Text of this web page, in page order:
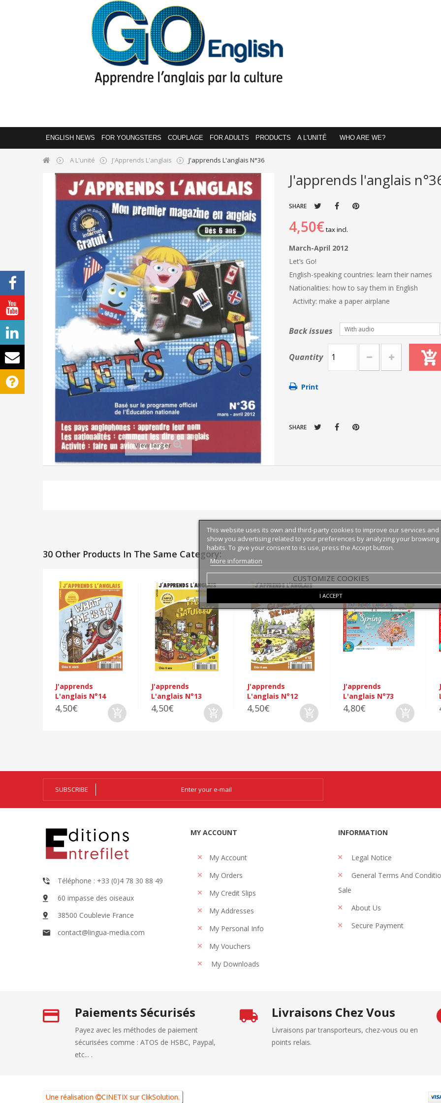
ENGLISH NEWS FOR YOUNGSTERS COUPLAGE FOR ADULTS PRODUCTS A L'UNITÉ WHO ARE WE?
A L'unité J'Apprends L'anglais J'apprends L'anglais N°36
View larger
J'apprends l'anglais
SHARE
4,50€tax incl.
March-April 2012
Let’s Go!
English-speaking countries: learn their names
Nationalities: how to say them in English
Activity: make a paper airplane
Back issues With audio
Quantity
Print
SHARE
30 Other Products In The Same Category:
J'apprends
L'anglais N°14
4,50€
J'apprends
L'anglais N°13
4,50€
J'apprends
L'anglais N°12
4,50€
J'apprends
L'anglais N°73
4,80€
This website uses its own and third-party cookies to improve our services and
show you advertising related to your preferences by analyzing your browsing
habits. To give your consent to its use, press the Accept button.
More information
CUSTOMIZE COOKIES
I ACCEPT
SUBSCRIBE
Téléphone : +33 (0)4 78 30 88 49
60 impasse des oiseaux
38500 Coublevie France
contact@lingua-media.com
MY ACCOUNT
My Account
My Orders
My Credit Slips
My Addresses
My Personal Info
My Vouchers
My Downloads
INFORMATION
Legal Notice
General Terms And
Sale
About Us
Secure Payment
Paiements Sécurisés
Payez avec les méthodes de paiement
sécurisées comme : ATOS de HSBC, Paypal,
etc... .
Livraisons Chez Vous
Livraisons par transporteurs, chez-vous ou en
points relais.
Une réalisation CINETIX surClikSolution.